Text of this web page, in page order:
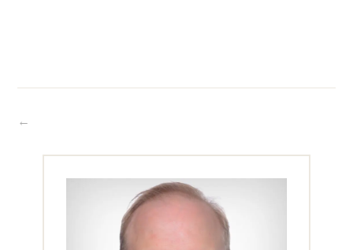
Beitragsnavigation